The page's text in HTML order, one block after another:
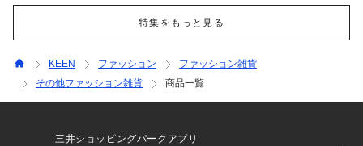
特集をもっと見る
KEEN ファッション
ファッション雑貨
その他ファッション雑貨
商品一覧
三井ショッピングパークアプリ